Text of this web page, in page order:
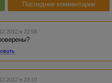
Последние комментарии
в 22:58
в 23:10